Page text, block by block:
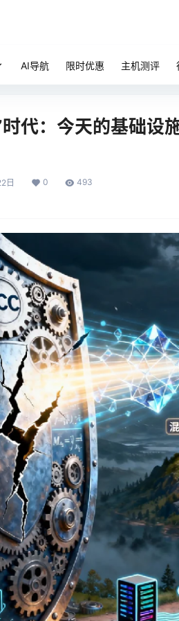
AI导航 限时优惠 主机测评
时代：今天的基础设
日 0 493